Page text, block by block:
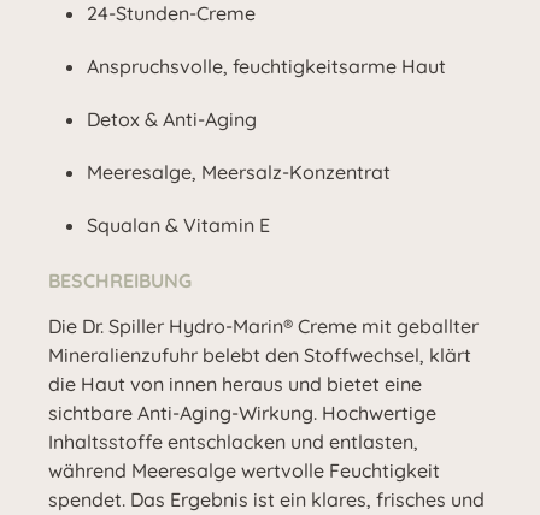
24-Stunden-Creme
Anspruchsvolle, feuchtigkeitsarme Haut
Detox & Anti-Aging
Meeresalge, Meersalz-Konzentrat
Squalan & Vitamin E
BESCHREIBUNG
Die Dr. Spiller Hydro-Marin® Creme mit geballter
Mineralienzufuhr belebt den Stoffwechsel, klärt
die Haut von innen heraus und bietet eine
sichtbare Anti-Aging-Wirkung. Hochwertige
Inhaltsstoffe entschlacken und entlasten,
während Meeresalge wertvolle Feuchtigkeit
spendet. Das Ergebnis ist ein klares, frisches und